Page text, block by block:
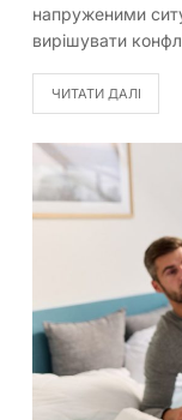
напруженими
вирішувати
ЧИТАТИ ДАЛІ